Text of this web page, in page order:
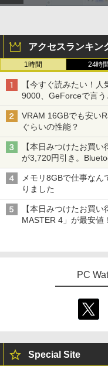
8
e
￥
3
【
ソ
￥
ン
ソ
【
一
型
B
C
￥
「
ソ
新
リ
2
高
【
者
2
【
モ
nc
ラ
ノ
￥
A-
5
対
ィ
￥
薄
ち
5
3 か
￥
4
ピ
用
s
ぁ
ス
アクセスランキン
1時間 24時
【今すぐ読みたい！
9000、GeForceで言
VRAM 16GBでも安い
ぐらいの性能？
【本日みつけたお買
が3,720円引き。
メモリ8GBで仕事な
りました
【本日みつけたお買
MASTER 4」が最安値
PC
Special Site